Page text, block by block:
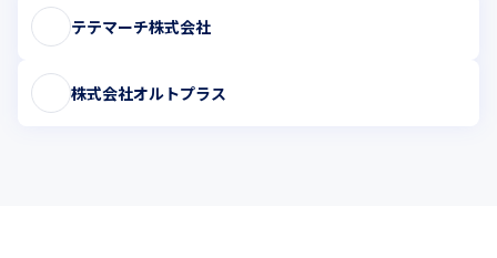
テテマーチ株式会社
株式会社オルトプラス